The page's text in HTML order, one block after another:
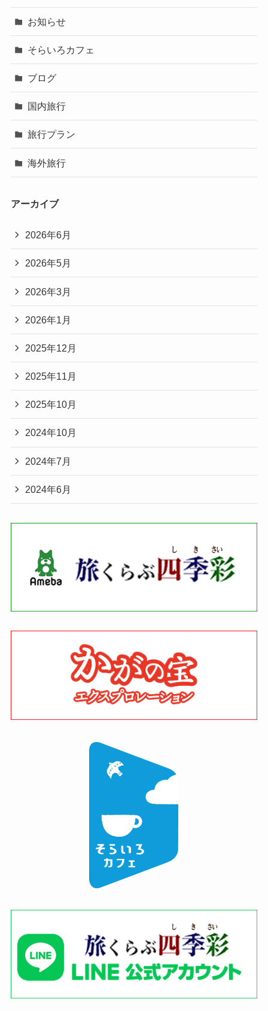
お知らせ
そらいろカフェ
ブログ
国内旅行
旅行プラン
海外旅行
アーカイブ
2026年6月
2026年5月
2026年3月
2026年1月
2025年12月
2025年11月
2025年10月
2024年10月
2024年7月
2024年6月